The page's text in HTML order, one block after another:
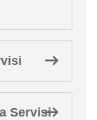
Servisi